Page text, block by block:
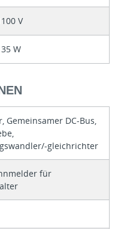
V
W
Gemeinsamer DC-Bus,
gleichrichter
für